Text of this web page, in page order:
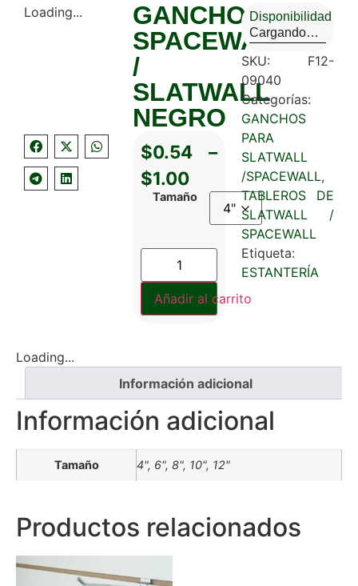
Loading...
GANCHO
SPACEWALL
/
SLATWALL
NEGRO
$0.54 –
$1.00
Tamaño
Añadir al carrito
Disponibilidad
Cargando…
SKU: F12-
09040
Categorías:
GANCHOS
PARA
SLATWALL
/SPACEWALL,
TABLEROS DE
SLATWALL /
SPACEWALL
Etiqueta:
ESTANTERÍA
Loading...
Información adicional
Información adicional
Tamaño 4", 6", 8", 10", 12"
Productos relacionados